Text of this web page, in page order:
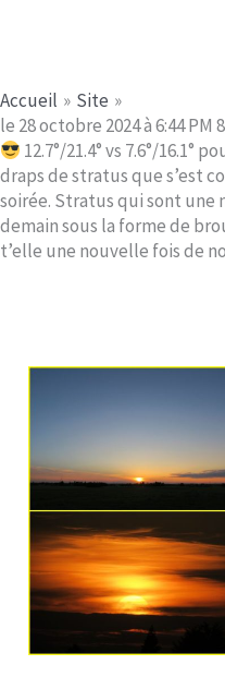
Accueil
Site
le 28 octobre 2024 à 6:44
12.7°/21.4° vs 7.6°/16.1°
draps de stratus que s’est
soirée. Stratus qui sont une
demain sous la forme de
t’elle une nouvelle fois de